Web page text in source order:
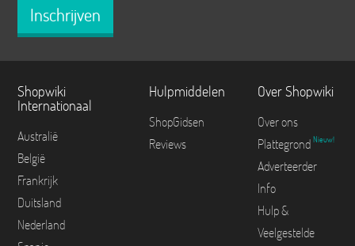
Inschrijven
Shopwiki
Internationaal
Australië
België
Frankrijk
Duitsland
Nederland
Hulpmiddelen
ShopGidsen
Reviews
Over Shopwiki
Over ons
Plattegrond Nieuw!
Adverteerder
Info
Hulp &
Veelgestelde